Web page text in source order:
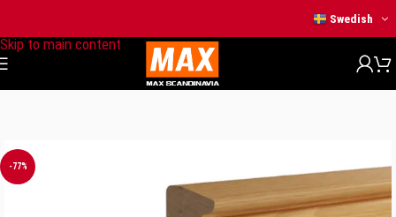
Skip to main content
Swedish
Kanallisten
-77%